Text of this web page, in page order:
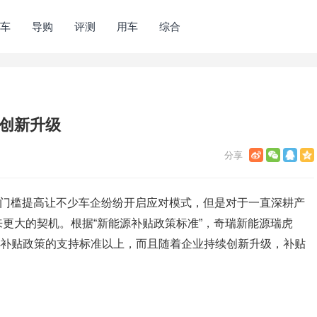
导购 评测 用车 综合
新升级
槛提高让不少车企纷纷开启应对模式，但是对于一直深耕产
大的契机。根据“新能源补贴政策标准”，奇瑞新能源瑞虎
贴政策的支持标准以上，而且随着企业持续创新升级，补贴